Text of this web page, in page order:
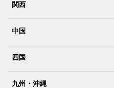
関西
中国
四国
九州・沖縄